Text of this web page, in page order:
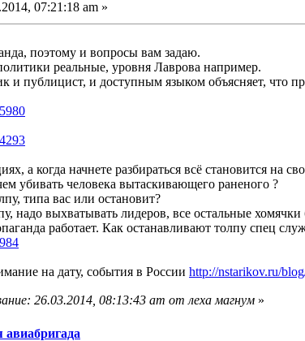
07:21:18 am »
поэтому и вопросы вам задаю.
реальные, уровня Лаврова например.
и публицист, и доступным языком объясняет, что
а когда начнете разбираться всё становится на
убивать человека вытаскивающего раненого ?
типа вас или остановит?
надо выхватывать лидеров, все остальные
работает. Как останавливают толпу спец
на дату, события в России http://nstarikov.ru/
26.03.2014, 08:13:43 am от леха магнум »
авиабригада